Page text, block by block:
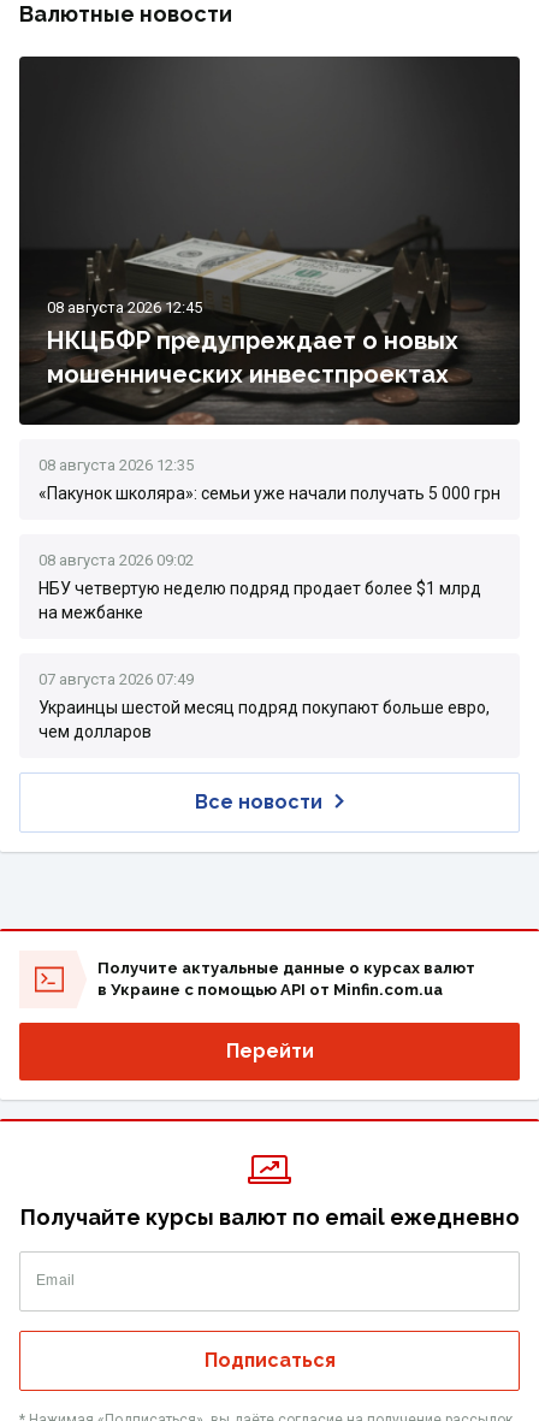
Валютные новости
08 августа 2026 12:45
НКЦБФР предупреждает о новых
мошеннических инвестпроектах
08 августа 2026 12:35
«Пакунок школяра»: семьи уже начали получать 5 000 грн
08 августа 2026 09:02
НБУ четвертую неделю подряд продает более $1 млрд
на межбанке
07 августа 2026 07:49
Украинцы шестой месяц подряд покупают больше евро,
чем долларов
Все новости
Получите актуальные данные о курсах валют
в Украине с помощью API от Minfin.com.ua
Перейти
Получайте курсы валют по email ежедневно
Email
Подписаться